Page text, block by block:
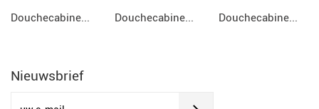
Douchecabine... Douchecabine... Douchecabine...
Nieuwsbrief